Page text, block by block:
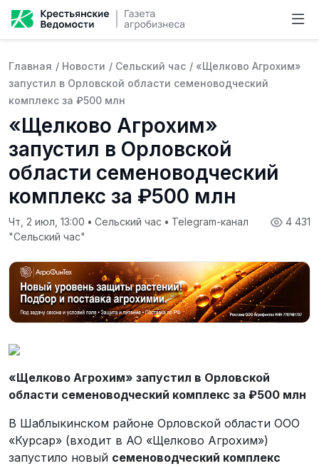
Главная / Новости / Сельский час / «Щелково Агрохим»
запустил в Орловской области семеноводческий
комплекс за ₽500 млн
«Щелково Агрохим»
запустил в Орловской
области семеноводческий
комплекс за ₽500 млн
4 431
Чт, 2 июл, 13:00 • Сельский час • Telegram-канал
"Сельский час"
«Щелково Агрохим» запустил в Орловской
области семеноводческий комплекс за ₽500 млн
В Шаблыкинском районе Орловской области ООО
«Курсар» (входит в АО «Щелково Агрохим»)
запустило новый семеноводческий комплекс